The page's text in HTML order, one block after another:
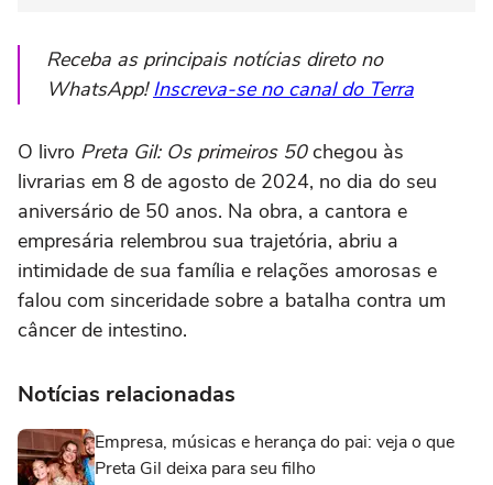
Receba as principais notícias direto no
WhatsApp!Inscreva-se no canal do Terra
O livro Preta Gil: Os primeiros 50chegou às
livrarias em 8 de agosto de 2024, no dia do seu
aniversário de 50 anos. Na obra, a cantora e
empresária relembrou sua trajetória, abriu a
intimidade de sua família e relações amorosas e
falou com sinceridade sobre a batalha contra um
câncer de intestino.
Notícias relacionadas
Empresa, músicas e herança do pai: veja o que
Preta Gil deixa para seu filho